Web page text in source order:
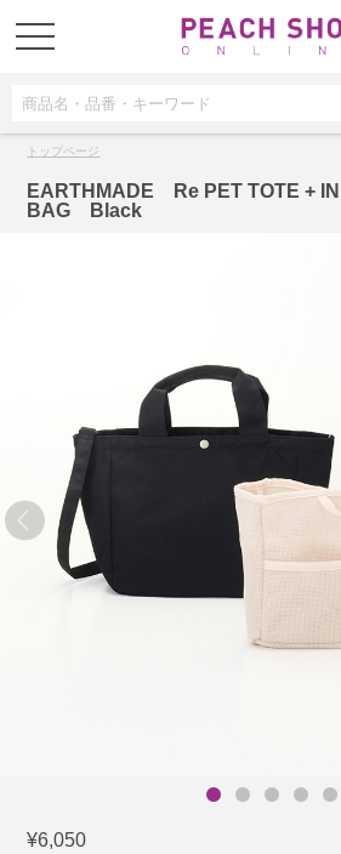
t
o
a
トップページ
EARTHMADE Re PET TOTE +
BAG Black
¥6,050